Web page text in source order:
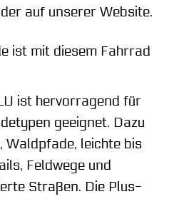
auf unserer Website.
ist mit diesem Fahrrad
ist hervorragend für
geeignet. Dazu
Waldpfade, leichte bis
Feldwege und
Straßen. Die Plus-